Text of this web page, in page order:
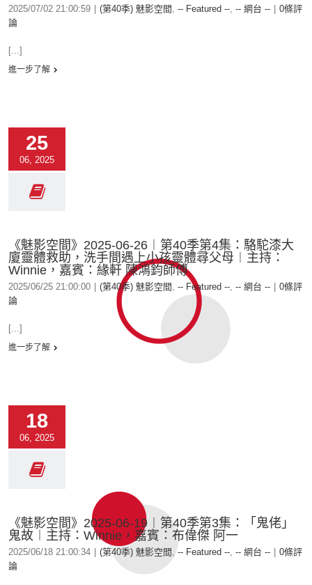
2025/07/02 21:00:59 (第40季) 魅影空間 , -- Featured --, -- 網台 --
0條評
論
[...]
進一步了解
25
06, 2025
《魅影空間》2025-06-26︱第40季第4集：駱駝漆大
廈靈體救助，洗手間遇上小孩靈體尋父母︱主持：
Winnie，嘉賓：緣軒 陳鴻鈞師傅
2025/06/25 21:00:00 (第40季) 魅影空間 , -- Featured --, -- 網台 --
0條評
論
[...]
進一步了解
18
06, 2025
《魅影空間》2025-06-19︱第40季第3集：「鬼佬」
鬼故︱主持：Winnie，嘉賓：布偉傑 阿一
2025/06/18 21:00:34 (第40季) 魅影空間 ,-- Featured --, -- 網台 --
0條評
論